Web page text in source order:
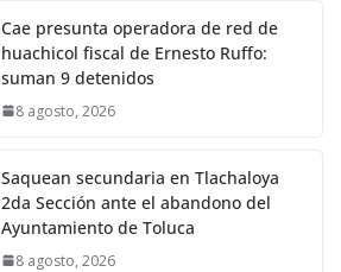
Cae presunta operadora de red de
huachicol fiscal de Ernesto Ruffo:
suman 9 detenidos
8 agosto, 2026
Saquean secundaria en Tlachaloya
2da Sección ante el abandono del
Ayuntamiento de Toluca
8 agosto, 2026